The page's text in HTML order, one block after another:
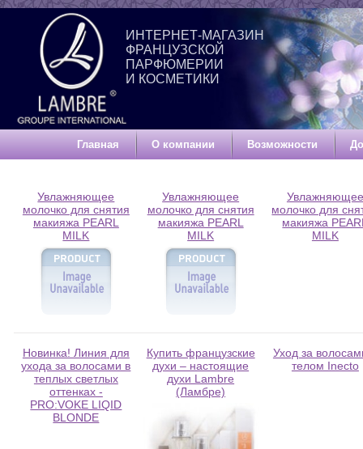
ИНТЕРНЕТ-МАГАЗИН
ФРАНЦУЗСКОЙ
ПАРФЮМЕРИИ
И КОСМЕТИКИ
Главная О компании Возможности
Увлажняющее
молочко для снятия
макияжа PEARL
MILK
Увлажняющее
молочко для снятия
макияжа PEARL
MILK
Увлажняющее
молочко для
макияжа
MILK
Новинка! Линия для
ухода за волосами в
теплых светлых
оттенках -
PRO:VOKE LIQID
BLONDE
Купить французские
духи – настоящие
духи Lambre
(Ламбре)
Уход за
телом Inecto